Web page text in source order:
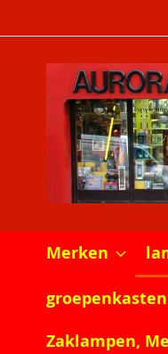
naar
inhoud
Merken
groepenkasten
Zaklampen,